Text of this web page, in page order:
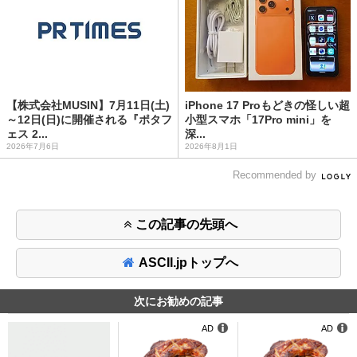
【株式会社MUSIN】7月11日(土)
～12日(日)に開催される『ポタフ
ェス 2...
2026年7月6日
iPhone 17 Proもどきの怪しい超
小型スマホ「17Pro mini」を
深...
2026年8月1日
Recommended by
この記事の先頭へ
ASCII.jpトップへ
次にお勧めの記事
AD AD